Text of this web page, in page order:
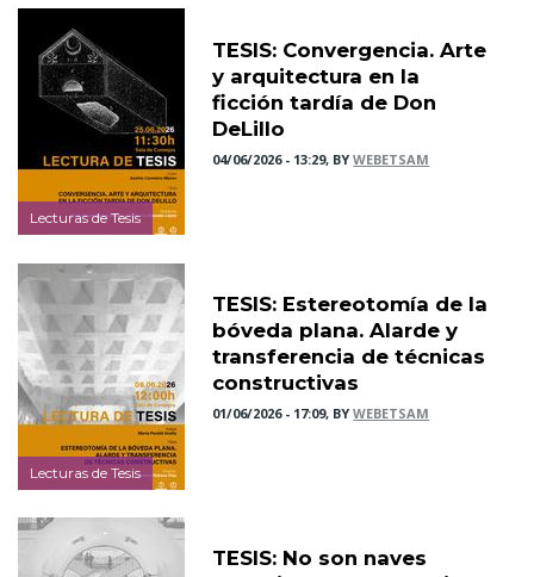
Lecturas de Tesis
TESIS: Convergencia. Arte
y arquitectura en la
ficción tardía de Don
DeLillo
04/06/2026 - 13:29, BYWEBETSAM
Lecturas de Tesis
TESIS: Estereotomía de la
bóveda plana. Alarde y
transferencia de técnicas
constructivas
01/06/2026 - 17:09, BYWEBETSAM
TESIS: No son naves